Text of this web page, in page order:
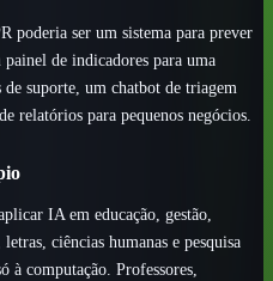
poderia ser um sistema para prever
de indicadores para uma
suporte, um chatbot de triagem
relatórios para pequenos negócios.
IA em educação, gestão,
ciências humanas e pesquisa
à computação. Professores,